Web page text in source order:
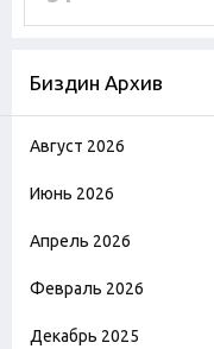
Биздин Архив
Август 2026
Июнь 2026
Апрель 2026
Февраль 2026
Декабрь 2025